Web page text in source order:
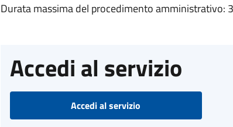
Durata massima del procedimento amministrativo:
Accedi al servizio
Accedi al servizio